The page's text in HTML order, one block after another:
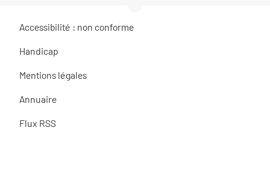
Accessibilité : non conforme
Handicap
Mentions légales
Annuaire
Flux RSS